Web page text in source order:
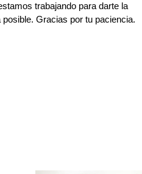
trabajando para darte la
Gracias por tu paciencia.